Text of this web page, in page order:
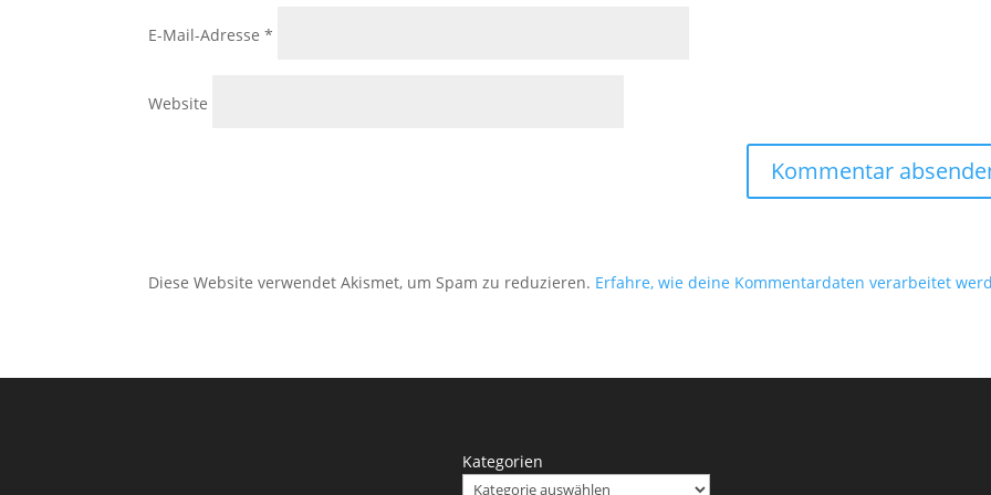
E-Mail-Adresse*
Website
Diese Website verwendet Akismet, um Spam zu reduzieren. Erfahre, wie deine Kommentardaten verarbeitet
Kategorien